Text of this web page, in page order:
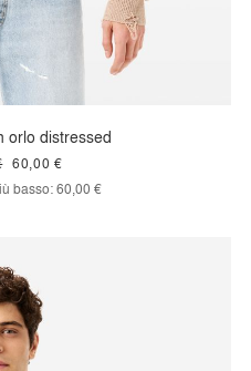
orlo distressed
60,00 €
basso:60,00 €